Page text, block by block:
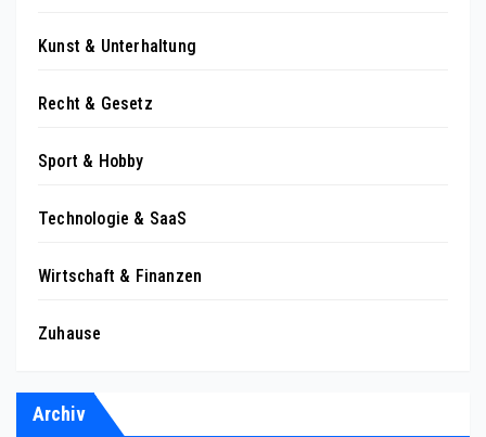
Kunst & Unterhaltung
Recht & Gesetz
Sport & Hobby
Technologie & SaaS
Wirtschaft & Finanzen
Zuhause
Archiv